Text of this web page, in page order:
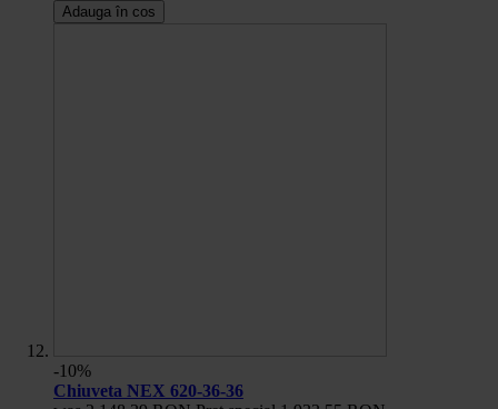
Adauga în cos
-10%
Chiuveta NEX 620-36-36